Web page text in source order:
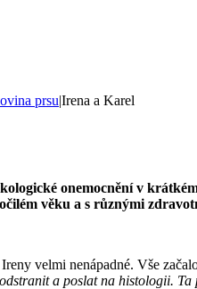
prsu|Irena a Karel
onemocnění v
věku a s různými
velmi nenápadné. Vše
a poslat na histologii.